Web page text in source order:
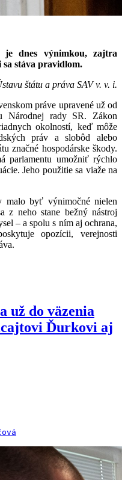
je dnes výnimkou, zajtra
stáva pravidlom.
štátu a práva SAV v. v. i.
práve upravené už od
Národnej rady SR. Zákon
okolností, keď môže
práv a slobôd alebo
značné hospodárske škody.
parlamentu umožniť rýchlo
Jeho použitie sa viaže na
malo byť výnimočné nielen
neho stane bežný nástroj
– a spolu s ním aj ochrana,
opozícii, verejnosti
už do väzenia
Ďurkovi aj